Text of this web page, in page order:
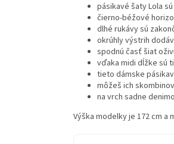
pásikavé šaty Lola
čierno-béžové
dlhé rukávy sú
okrúhly výstrih
spodnú časť šiat
vďaka midi dĺžke sú
tieto dámske
môžeš ich
na vrch sadne
Výška modelky je 172 cm a